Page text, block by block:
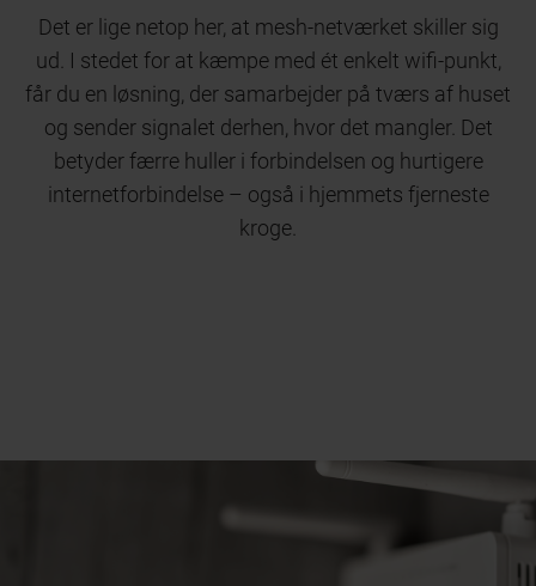
Det er lige netop her, at mesh-netværket skiller sig
ud. I stedet for at kæmpe med ét enkelt wifi-punkt,
får du en løsning, der samarbejder på tværs af huset
og sender signalet derhen, hvor det mangler. Det
betyder færre huller i forbindelsen og hurtigere
internetforbindelse – også i hjemmets fjerneste
kroge.